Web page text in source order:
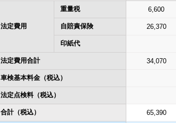
法定費用
重量税 6,600
自賠責保険 26,370
印紙代
法定費用合計 34,070
車検基本料金（税込）
法定点検料（税込）
合計（税込） 65,390